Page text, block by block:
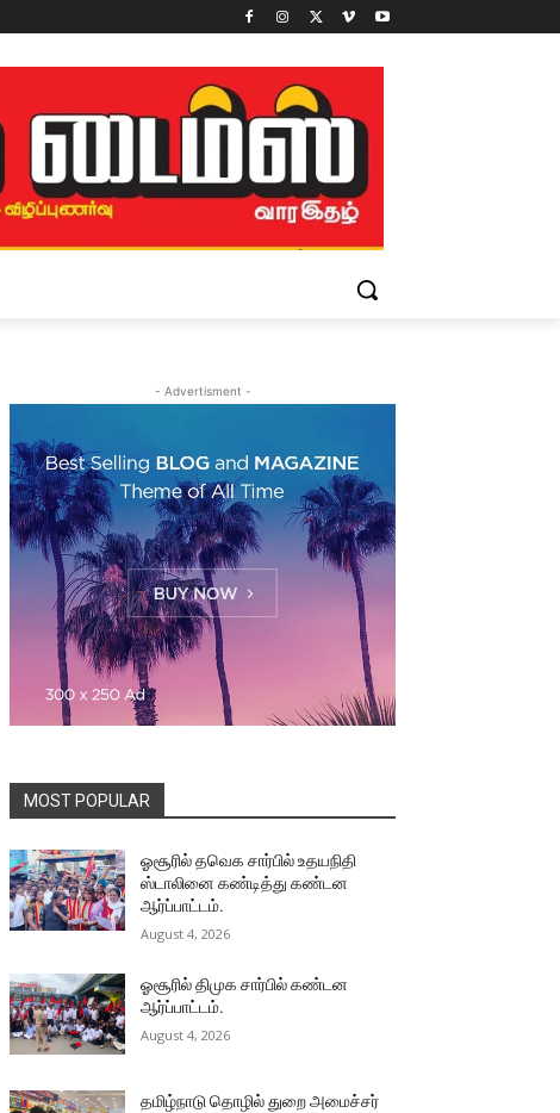
- Advertisment -
MOST POPULAR
ஓசூரில் தவெக சார்பில் உதயநிதி
ஸ்டாலினை கண்டித்து கண்டன
ஆர்ப்பாட்டம்.
August 4, 2026
ஓசூரில் திமுக சார்பில் கண்டன
ஆர்ப்பாட்டம்.
August 4, 2026
தமிழ்நாடு தொழில் துறை அமைச்சர்